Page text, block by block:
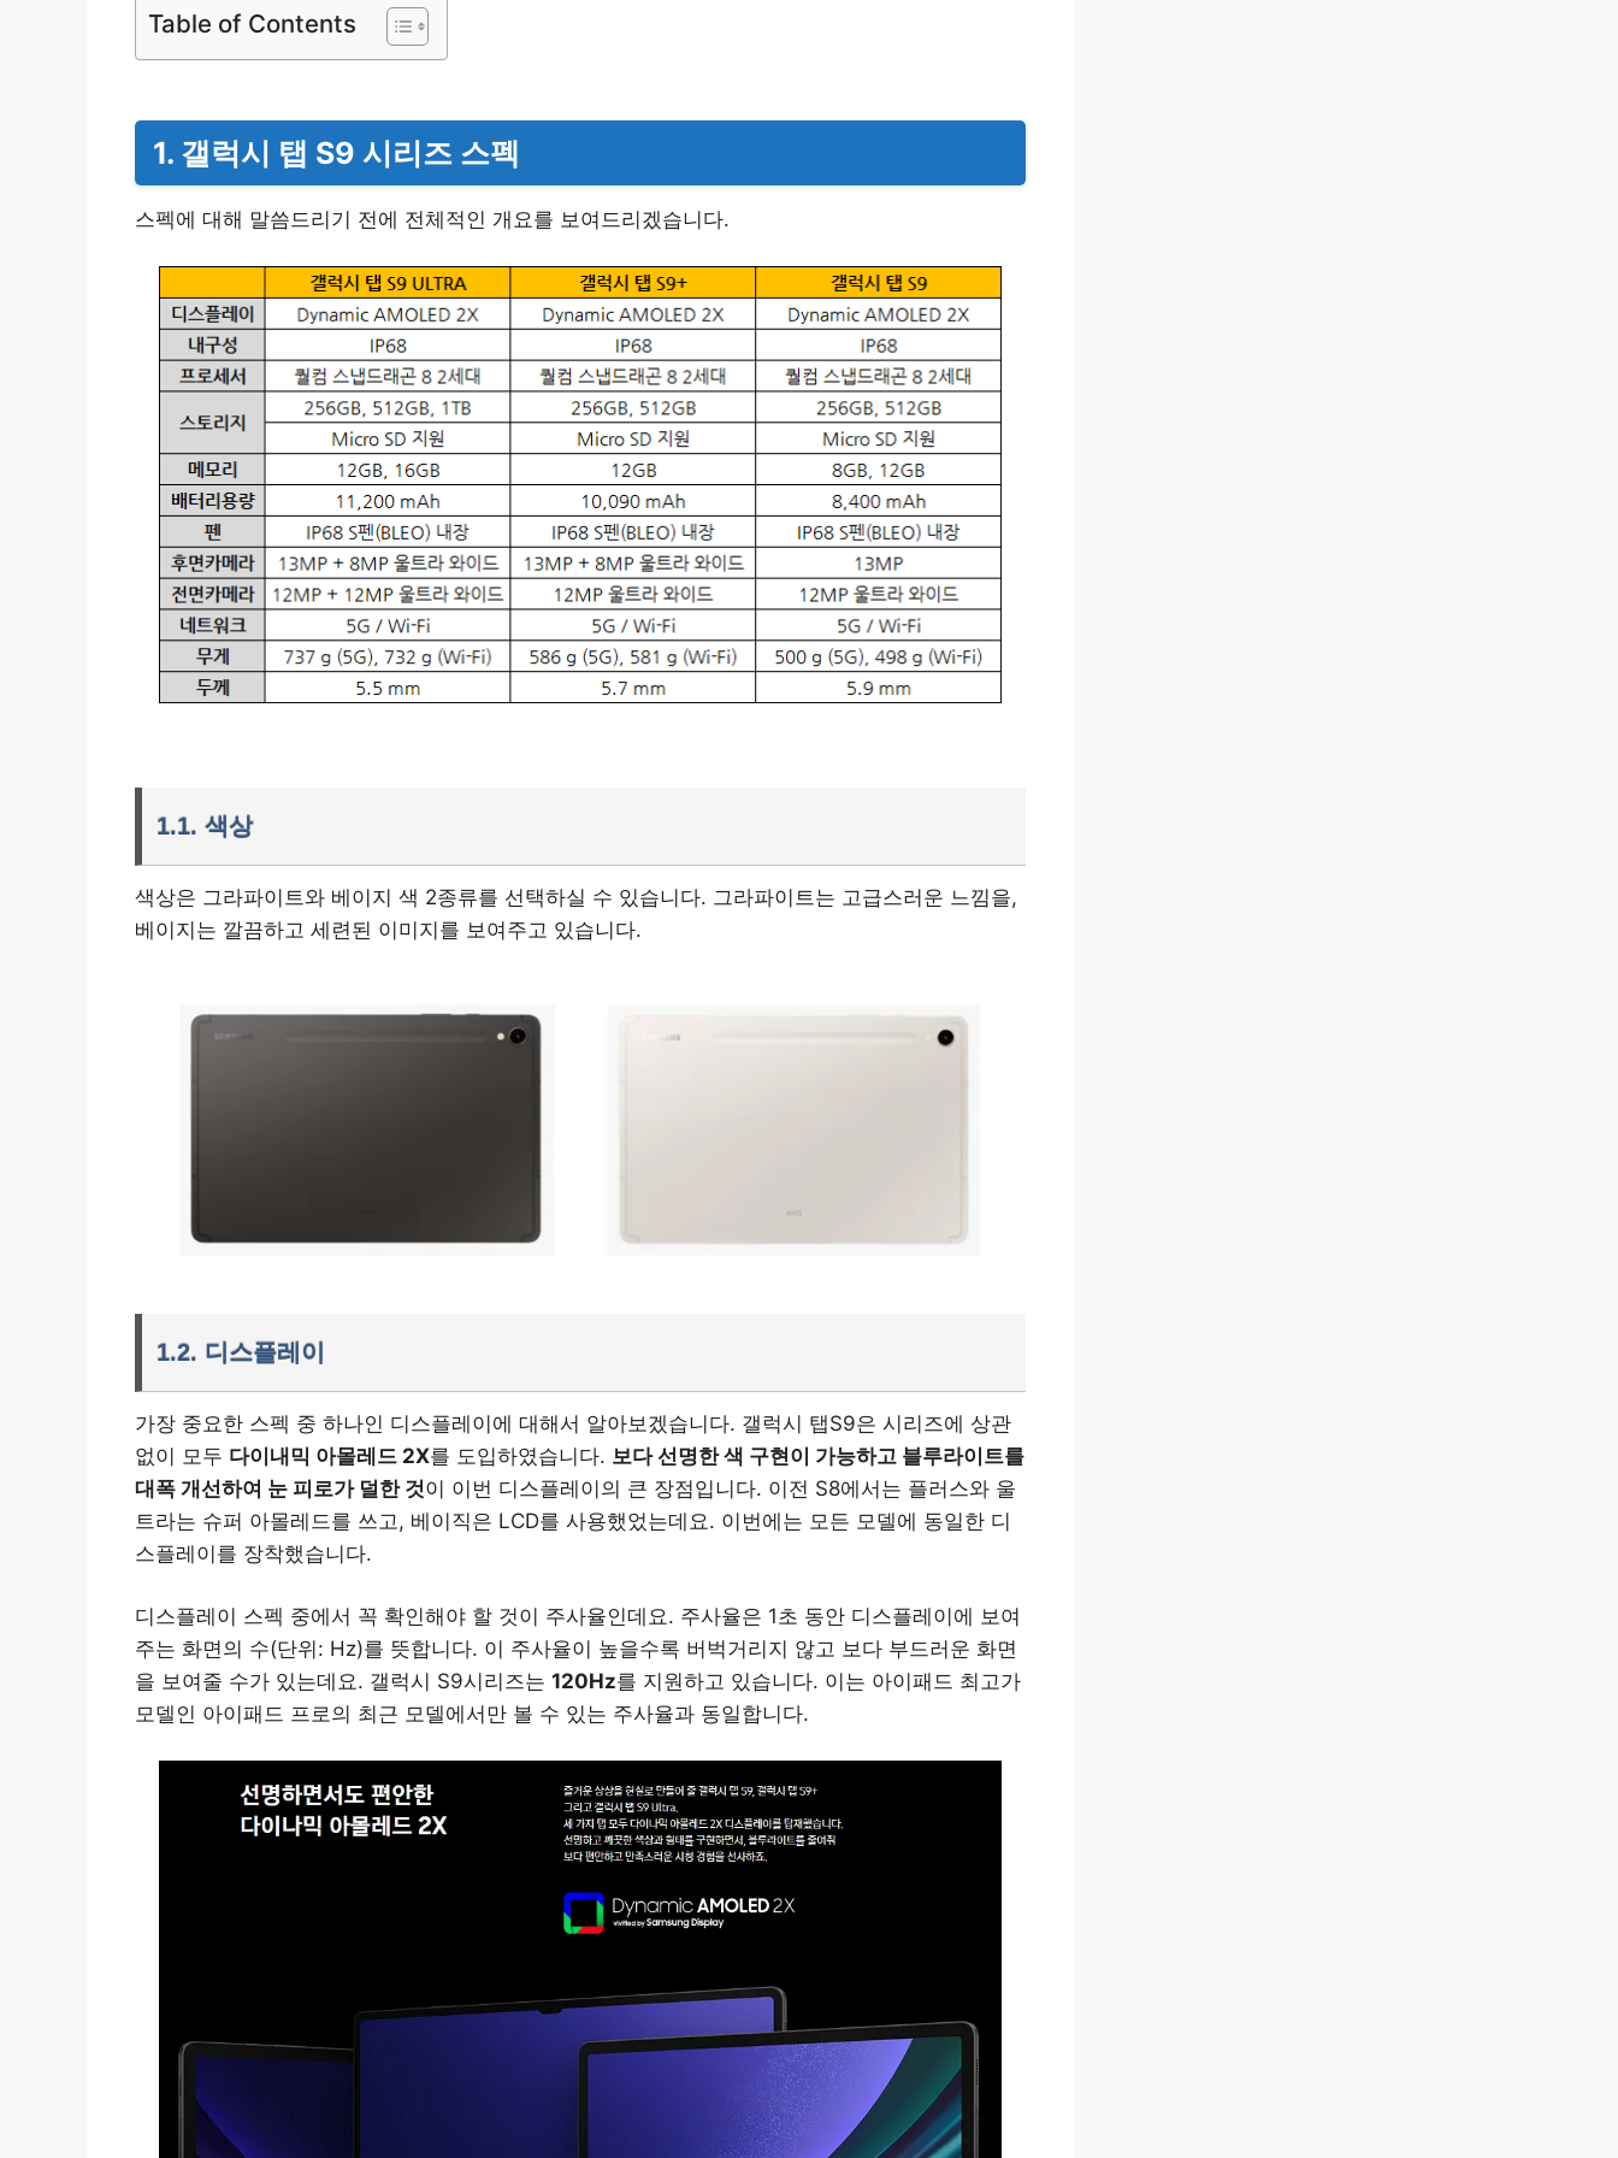
Table of Contents
1. 갤럭시 탭 S9 시리즈 스펙
스펙에 대해 말씀드리기 전에 전체적인 개요를 보여드리겠습니다.
1.1. 색상
색상은 그라파이트와 베이지 색 2종류를 선택하실 수 있습니다. 그라파이트는 고급스러운 느낌을,
베이지는 깔끔하고 세련된 이미지를 보여주고 있습니다.
1.2. 디스플레이
가장 중요한 스펙 중 하나인 디스플레이에 대해서 알아보겠습니다. 갤럭시 탭S9은 시리즈에 상관
없이 모두 다이내믹 아몰레드 2X를 도입하였습니다. 보다 선명한 색 구현이 가능하고 블루라이트를
대폭 개선하여 눈 피로가 덜한 것이 이번 디스플레이의 큰 장점입니다. 이전 S8에서는 플러스와 울
트라는 슈퍼 아몰레드를 쓰고, 베이직은 LCD를 사용했었는데요. 이번에는 모든 모델에 동일한 디
스플레이를 장착했습니다.
디스플레이 스펙 중에서 꼭 확인해야 할 것이 주사율인데요. 주사율은 1초 동안 디스플레이에 보여
주는 화면의 수(단위: Hz)를 뜻합니다. 이 주사율이 높을수록 버벅거리지 않고 보다 부드러운 화면
을 보여줄 수가 있는데요. 갤럭시 S9시리즈는 120Hz를 지원하고 있습니다. 이는 아이패드 최고가
모델인 아이패드 프로의 최근 모델에서만 볼 수 있는 주사율과 동일합니다.